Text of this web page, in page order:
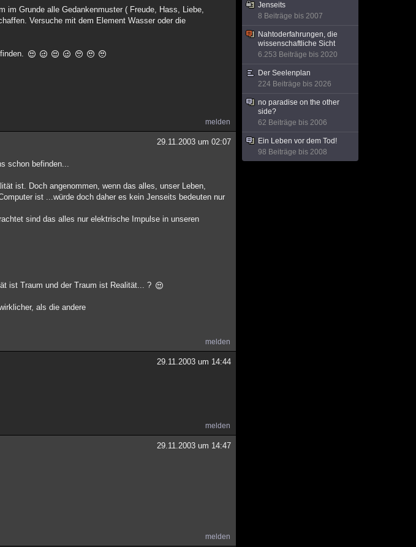
im Grunde alle Gedankenmuster ( Freude, Hass, Liebe,
Versuche mit dem Element Wasser oder die
melden
29.11.2003 um 02:07
schon befinden...
ist. Doch angenommen, wenn das alles, unser Leben,
ist ...würde doch daher es kein Jenseits bedeuten nur
sind das alles nur elektrische Impulse in unseren
ist Traum und der Traum ist Realität... ?
als die andere
melden
29.11.2003 um 14:44
melden
29.11.2003 um 14:47
melden
Jenseits
8 Beiträge bis 2007
Nahtoderfahrungen, die
wissenschaftliche Sicht
6.253 Beiträge bis 2020
Der Seelenplan
224 Beiträge bis 2026
no paradise on the other
side?
62 Beiträge bis 2006
Ein Leben vor dem Tod!
98 Beiträge bis 2008